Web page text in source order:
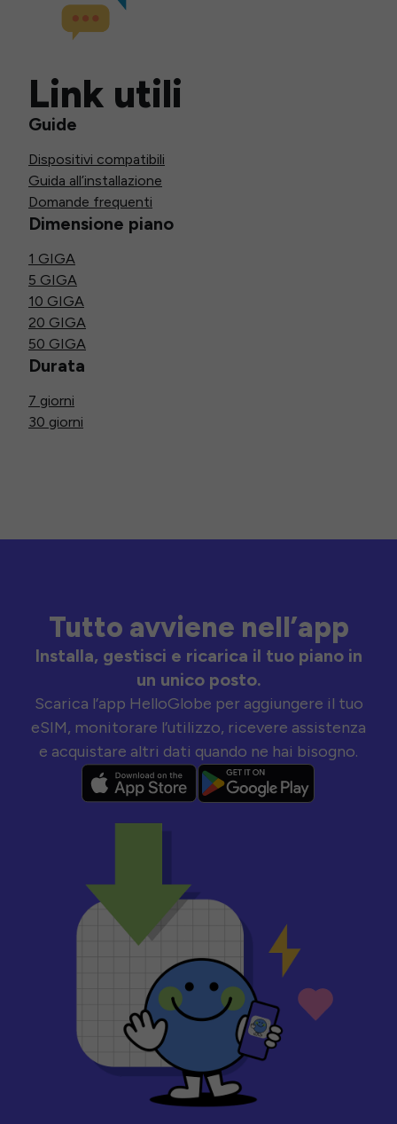
Link utili
Guide
Dispositivi compatibili
Guida all’installazione
Domande frequenti
Dimensione piano
1 GIGA
5 GIGA
10 GIGA
20 GIGA
50 GIGA
Durata
7 giorni
30 giorni
Tutto avviene nell’app
Installa, gestisci e ricarica il tuo piano in
un unico posto.
Scarica l’app HelloGlobe per aggiungere il tuo
eSIM, monitorare l’utilizzo, ricevere assistenza
e acquistare altri dati quando ne hai bisogno.